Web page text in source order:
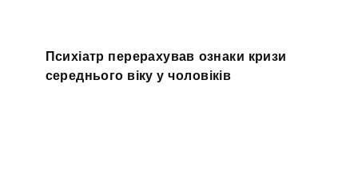
Психіатр перерахував ознаки кризи
середнього віку у чоловіків